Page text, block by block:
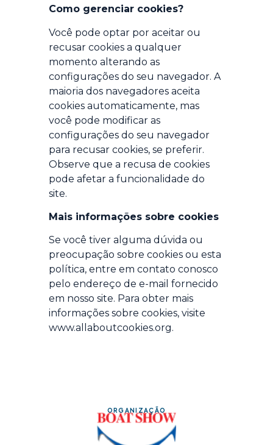
Como gerenciar cookies?
Você pode optar por aceitar ou
recusar cookies a qualquer
momento alterando as
configurações do seu navegador. A
maioria dos navegadores aceita
cookies automaticamente, mas
você pode modificar as
configurações do seu navegador
para recusar cookies, se preferir.
Observe que a recusa de cookies
pode afetar a funcionalidade do
site.
Mais informações sobre cookies
Se você tiver alguma dúvida ou
preocupação sobre cookies ou esta
política, entre em contato conosco
pelo endereço de e-mail fornecido
em nosso site. Para obter mais
informações sobre cookies, visite
www.allaboutcookies.org.
ORGANIZAÇÃO